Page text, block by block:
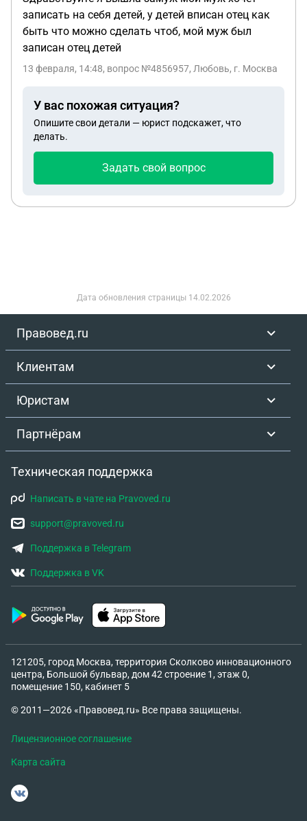
записать на себя детей, у детей вписан отец как
быть что можно сделать чтоб, мой муж был
записан отец детей
13 февраля, 14:48, вопрос №4856957, Любовь, г. Москва
У вас похожая ситуация?
Опишите свои детали — юрист подскажет, что
делать.
Задать свой вопрос
Дата обновления страницы 14.02.2026
Правовед.ru
Клиентам
Юристам
Партнёрам
Техническая поддержка
Написать в чате на Pravoved.ru
support@pravoved.ru
Поддержка в Telegram
Поддержка в VK
121205, город Москва, территория Сколково инновационного
центра, Большой бульвар, дом 42 строение 1, этаж 0,
помещение 150, кабинет 5
© 2011—2026 «Правовед.ru» Все права защищены.
Лицензионное соглашение
Карта сайта